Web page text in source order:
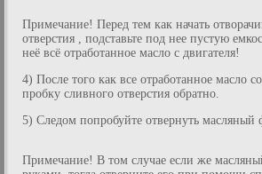
Примечание! Перед тем как начать
отверстия , подставьте под нее пустую
неё всё отработанное масло с двигателя!
4) После того как все отработанное масло
пробку сливного отверстия обратно.
5) Следом попробуйте отвернуть масляный
Примечание! В том случае если же